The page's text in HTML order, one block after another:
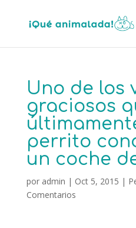
Uno de los
graciosos
perrito
un coche
por admin | Oct 5, 2015 |
Comentarios